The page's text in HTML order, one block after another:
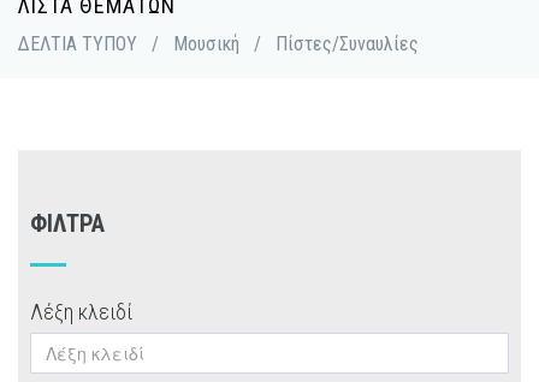
ΛΊΣΤΑ ΘΕΜΆΤΩΝ
ΔΕΛΤΙΑ ΤΥΠΟΥ / Μουσική / Πίστες/Συναυλίες
ΦΊΛΤΡΑ
Λέξη κλειδί